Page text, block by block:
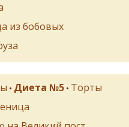
из бобовых
• Диета №5 • Торты